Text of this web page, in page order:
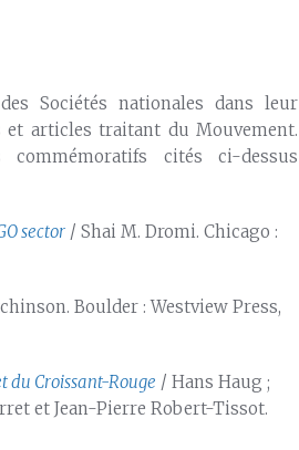
Sociétés nationales dans leur
et articles traitant du Mouvement.
cités ci-dessus
sector / Shai M. Dromi. Chicago :
Boulder : Westview Press,
du Croissant-Rouge / Hans Haug ;
et Jean-Pierre Robert-Tissot.